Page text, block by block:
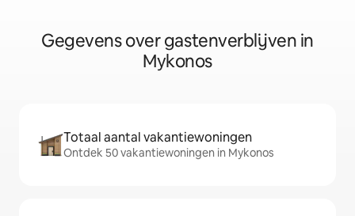
Gegevens over gastenverblijven in
Mykonos
Totaal aantal vakantiewoningen
Ontdek 50 vakantiewoningen in Mykonos